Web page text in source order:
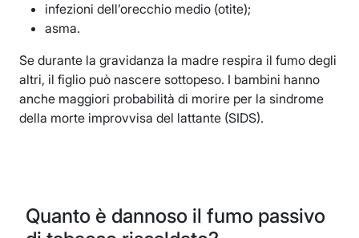
infezioni dell’orecchio medio (otite);
asma.
Se durante la gravidanza la madre respira il fumo degli
altri, il figlio può nascere sottopeso. I bambini hanno
anche maggiori probabilità di morire per la sindrome
della morte improvvisa del lattante (SIDS).
Quanto è dannoso il fumo passivo